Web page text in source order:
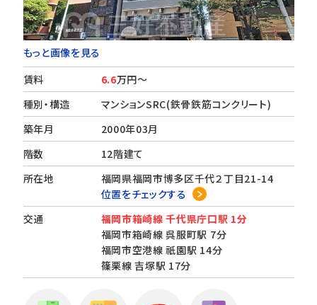
もっと画像を見る
賃料
6.6万円～
種別・構造
マンションSRC(鉄骨鉄筋コンクリート)
築年月
2000年03月
階数
12階建て
所在地
福岡県福岡市博多区千代２丁目21-14
位置をチェックする
交通
福岡市箱崎線 千代県庁口駅 1分
福岡市箱崎線 呉服町駅 7分
福岡市空港線 祇園駅 14分
篠栗線 吉塚駅 17分